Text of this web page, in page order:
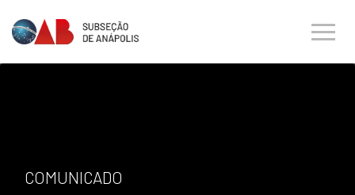
COMUNICADO